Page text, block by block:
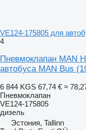
VE124-175805 для
4
Пневмоклапан MAN
автобуса MAN Bus
6 844 KGS 67,74 € ≈
Пневмоклапан
VE124-175805
дизель
Эстония, Tallinn